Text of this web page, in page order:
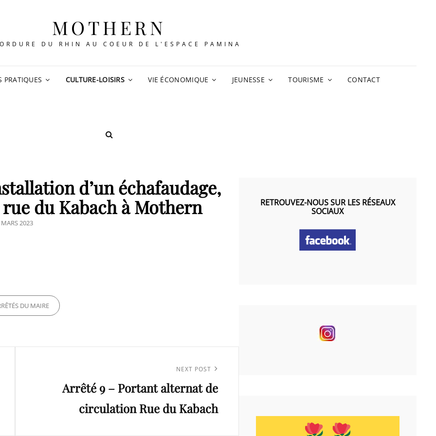
MOTHERN
DU RHIN AU COEUR DE L'ESPACE PAMINA
PRATIQUES CULTURE-LOISIRS VIE ÉCONOMIQUE JEUNESSE TOURISME CONTACT
SEARCH
d’un échafaudage,
rue du Kabach à Mothern
2023
DU MAIRE
NEXT POST
Arrêté 9 – Portant alternat de
circulation Rue du Kabach
RETROUVEZ-NOUS SUR LES RÉSEAUX
SOCIAUX